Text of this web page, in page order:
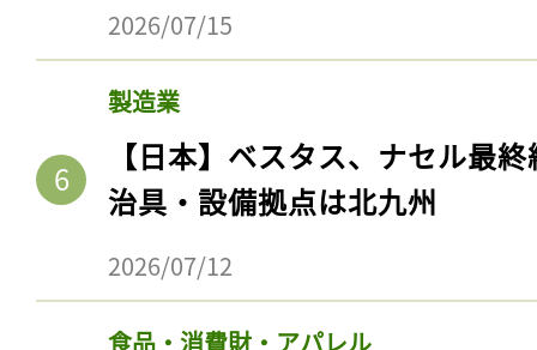
2026/07/15
製造業
【日本】ベスタス、ナセル最
治具・設備拠点は北九州
2026/07/12
食品・消費財・アパレル